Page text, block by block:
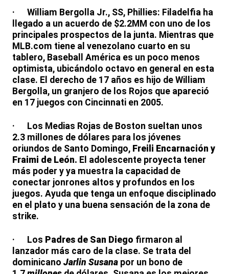
· William Bergolla Jr., SS, Phillies: Filadelfia ha
llegado a un acuerdo de $2.2MM con uno de los
principales prospectos de la junta. Mientras que
MLB.com tiene al venezolano cuarto en su
tablero, Baseball América es un poco menos
optimista, ubicándolo octavo en general en esta
clase. El derecho de 17 años es hijo de William
Bergolla, un granjero de los Rojos que apareció
en 17 juegos con Cincinnati en 2005.
· Los Medias Rojas de Boston sueltan unos
2.3 millones de dólares para los jóvenes
oriundos de Santo Domingo, Freili Encarnación y
Fraimi de León. El adolescente proyecta tener
más poder y ya muestra la capacidad de
conectar jonrones altos y profundos en los
juegos. Ayuda que tenga un enfoque disciplinado
en el plato y una buena sensación de la zona de
strike.
· Los Padres de San Diego firmaron al
lanzador más caro de la clase. Se trata del
dominicano Jarlin Susana por un bono de